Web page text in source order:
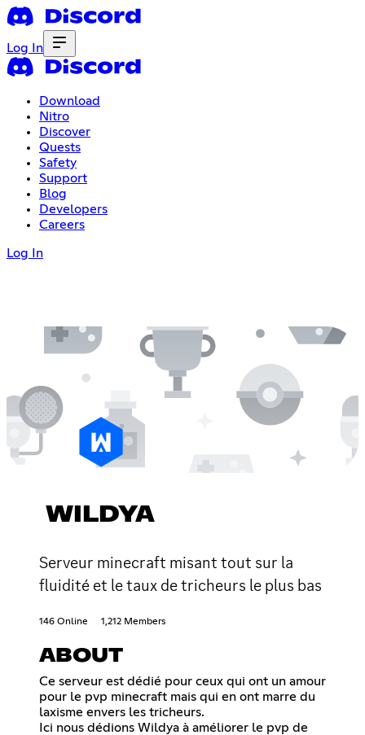
Log In
Download
Nitro
Discover
Quests
Safety
Support
Blog
Developers
Careers
Log In
WILDYA
Serveur minecraft misant tout sur la
fluidité et le taux de tricheurs le plus bas
146 Online 1,212 Members
ABOUT
Ce serveur est dédié pour ceux qui ont un amour
pour le pvp minecraft mais qui en ont marre du
laxisme envers les tricheurs.
Ici nous dédions Wildya à améliorer le pvp de